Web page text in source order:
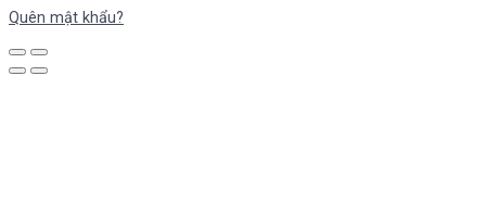
Quên mật khẩu?